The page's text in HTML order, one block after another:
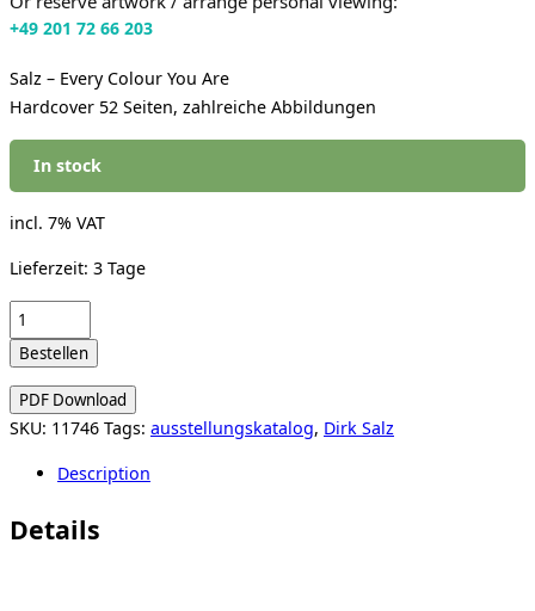
+49 201 72 66 203
Salz – Every Colour You Are
Hardcover 52 Seiten, zahlreiche Abbildungen
In stock
incl. 7% VAT
Lieferzeit: 3 Tage
DIRK
SALZ.
Every
Colour
You
(Reihe
quantity
Bestellen
PDF Download
SKU: 11746 Tags: ausstellungskatalog, Dirk Salz
Description
Details